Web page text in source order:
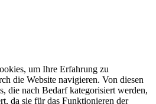
um Ihre Erfahrung zu
die Website navigieren. Von diesen
die nach Bedarf kategorisiert werden,
da sie für das Funktionieren der